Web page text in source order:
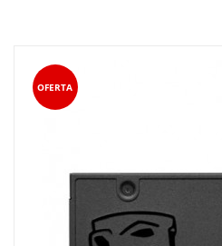
OFERTA